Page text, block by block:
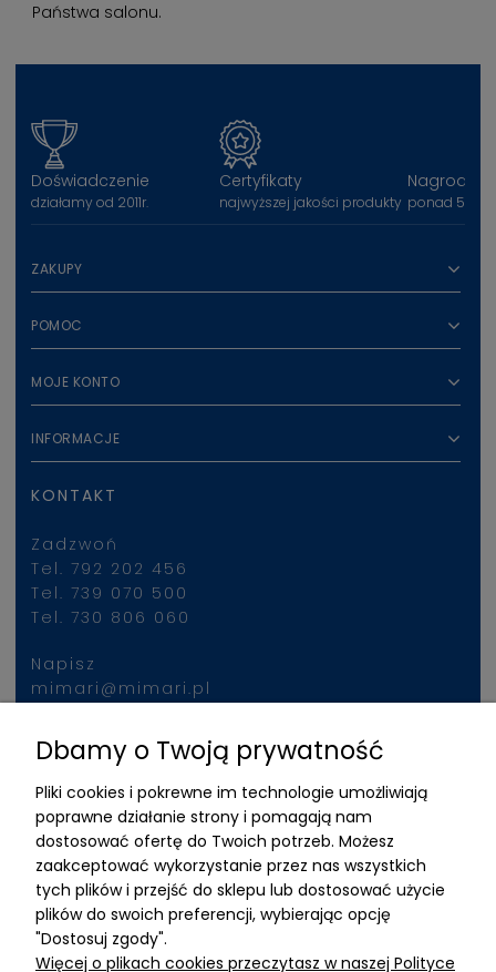
Państwa salonu.
Doświadczenie
działamy od 2011r.
Certyfikaty
najwyższej jakości produkty
Nagrody
ponad 50
ZAKUPY
POMOC
MOJE KONTO
INFORMACJE
KONTAKT
Zadzwoń
Tel. 792 202 456
Tel. 739 070 500
Tel. 730 806 060
Napisz
mimari@mimari.pl
Znajdziesz nas
ADRES
MIMARI sp z o.o.
ul. Kurkowa 12
50-210 Wrocław
Dane rejestracyjne
Dbamy o Twoją prywatność
Pliki cookies i pokrewne im technologie umożliwiają
poprawne działanie strony i pomagają nam
dostosować ofertę do Twoich potrzeb. Możesz
zaakceptować wykorzystanie przez nas wszystkich
tych plików i przejść do sklepu lub dostosować użycie
plików do swoich preferencji, wybierając opcję
"Dostosuj zgody".
Więcej o plikach cookies przeczytasz w naszej Polityce